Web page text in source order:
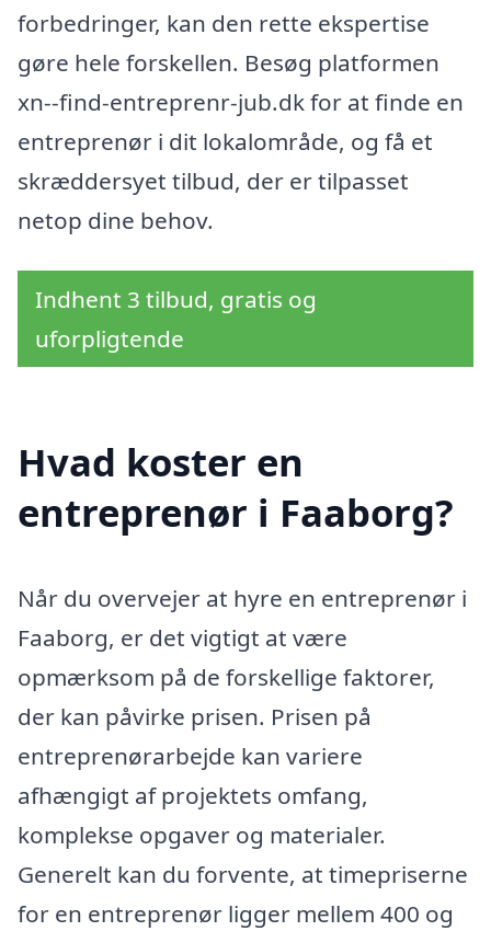
forbedringer, kan den rette ekspertise
gøre hele forskellen. Besøg platformen
xn--find-entreprenr-jub.dk for at finde en
entreprenør i dit lokalområde, og få et
skræddersyet tilbud, der er tilpasset
netop dine behov.
Indhent 3 tilbud, gratis og
uforpligtende
Hvad koster en
entreprenør i Faaborg?
Når du overvejer at hyre en entreprenør i
Faaborg, er det vigtigt at være
opmærksom på de forskellige faktorer,
der kan påvirke prisen. Prisen på
entreprenørarbejde kan variere
afhængigt af projektets omfang,
komplekse opgaver og materialer.
Generelt kan du forvente, at timepriserne
for en entreprenør ligger mellem 400 og